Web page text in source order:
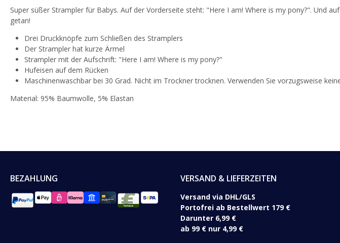
Super süßer Strampler für Babys. Auf der Vorderseite steht: "Here I am! Where is my pony?". Und
getan!
Drei Druckknöpfe zum Schließen des Stramplers
Der Strampler hat kurze Ärmel
Strampler mit der Aufschrift: "Here I am! Where is my pony?"
Hufeisen auf dem Rücken
Maschinenwaschbar bei 30 Grad. Nicht im Trockner trocknen. Verwenden Sie vorzugsweise
Material: 95% Baumwolle, 5% Elastan
BEZAHLUNG VERSAND & LIEFERZEITEN
Versand via DHL/GLS ​
Portofrei ab Bestellwert 179 €
Darunter 6,99 €
ab 99 € nur 4,99 €